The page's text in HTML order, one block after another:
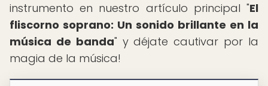
instrumento en nuestro artículo principal "El
fliscorno soprano: Un sonido brillante en la
música de banda" y déjate cautivar por la
magia de la música!